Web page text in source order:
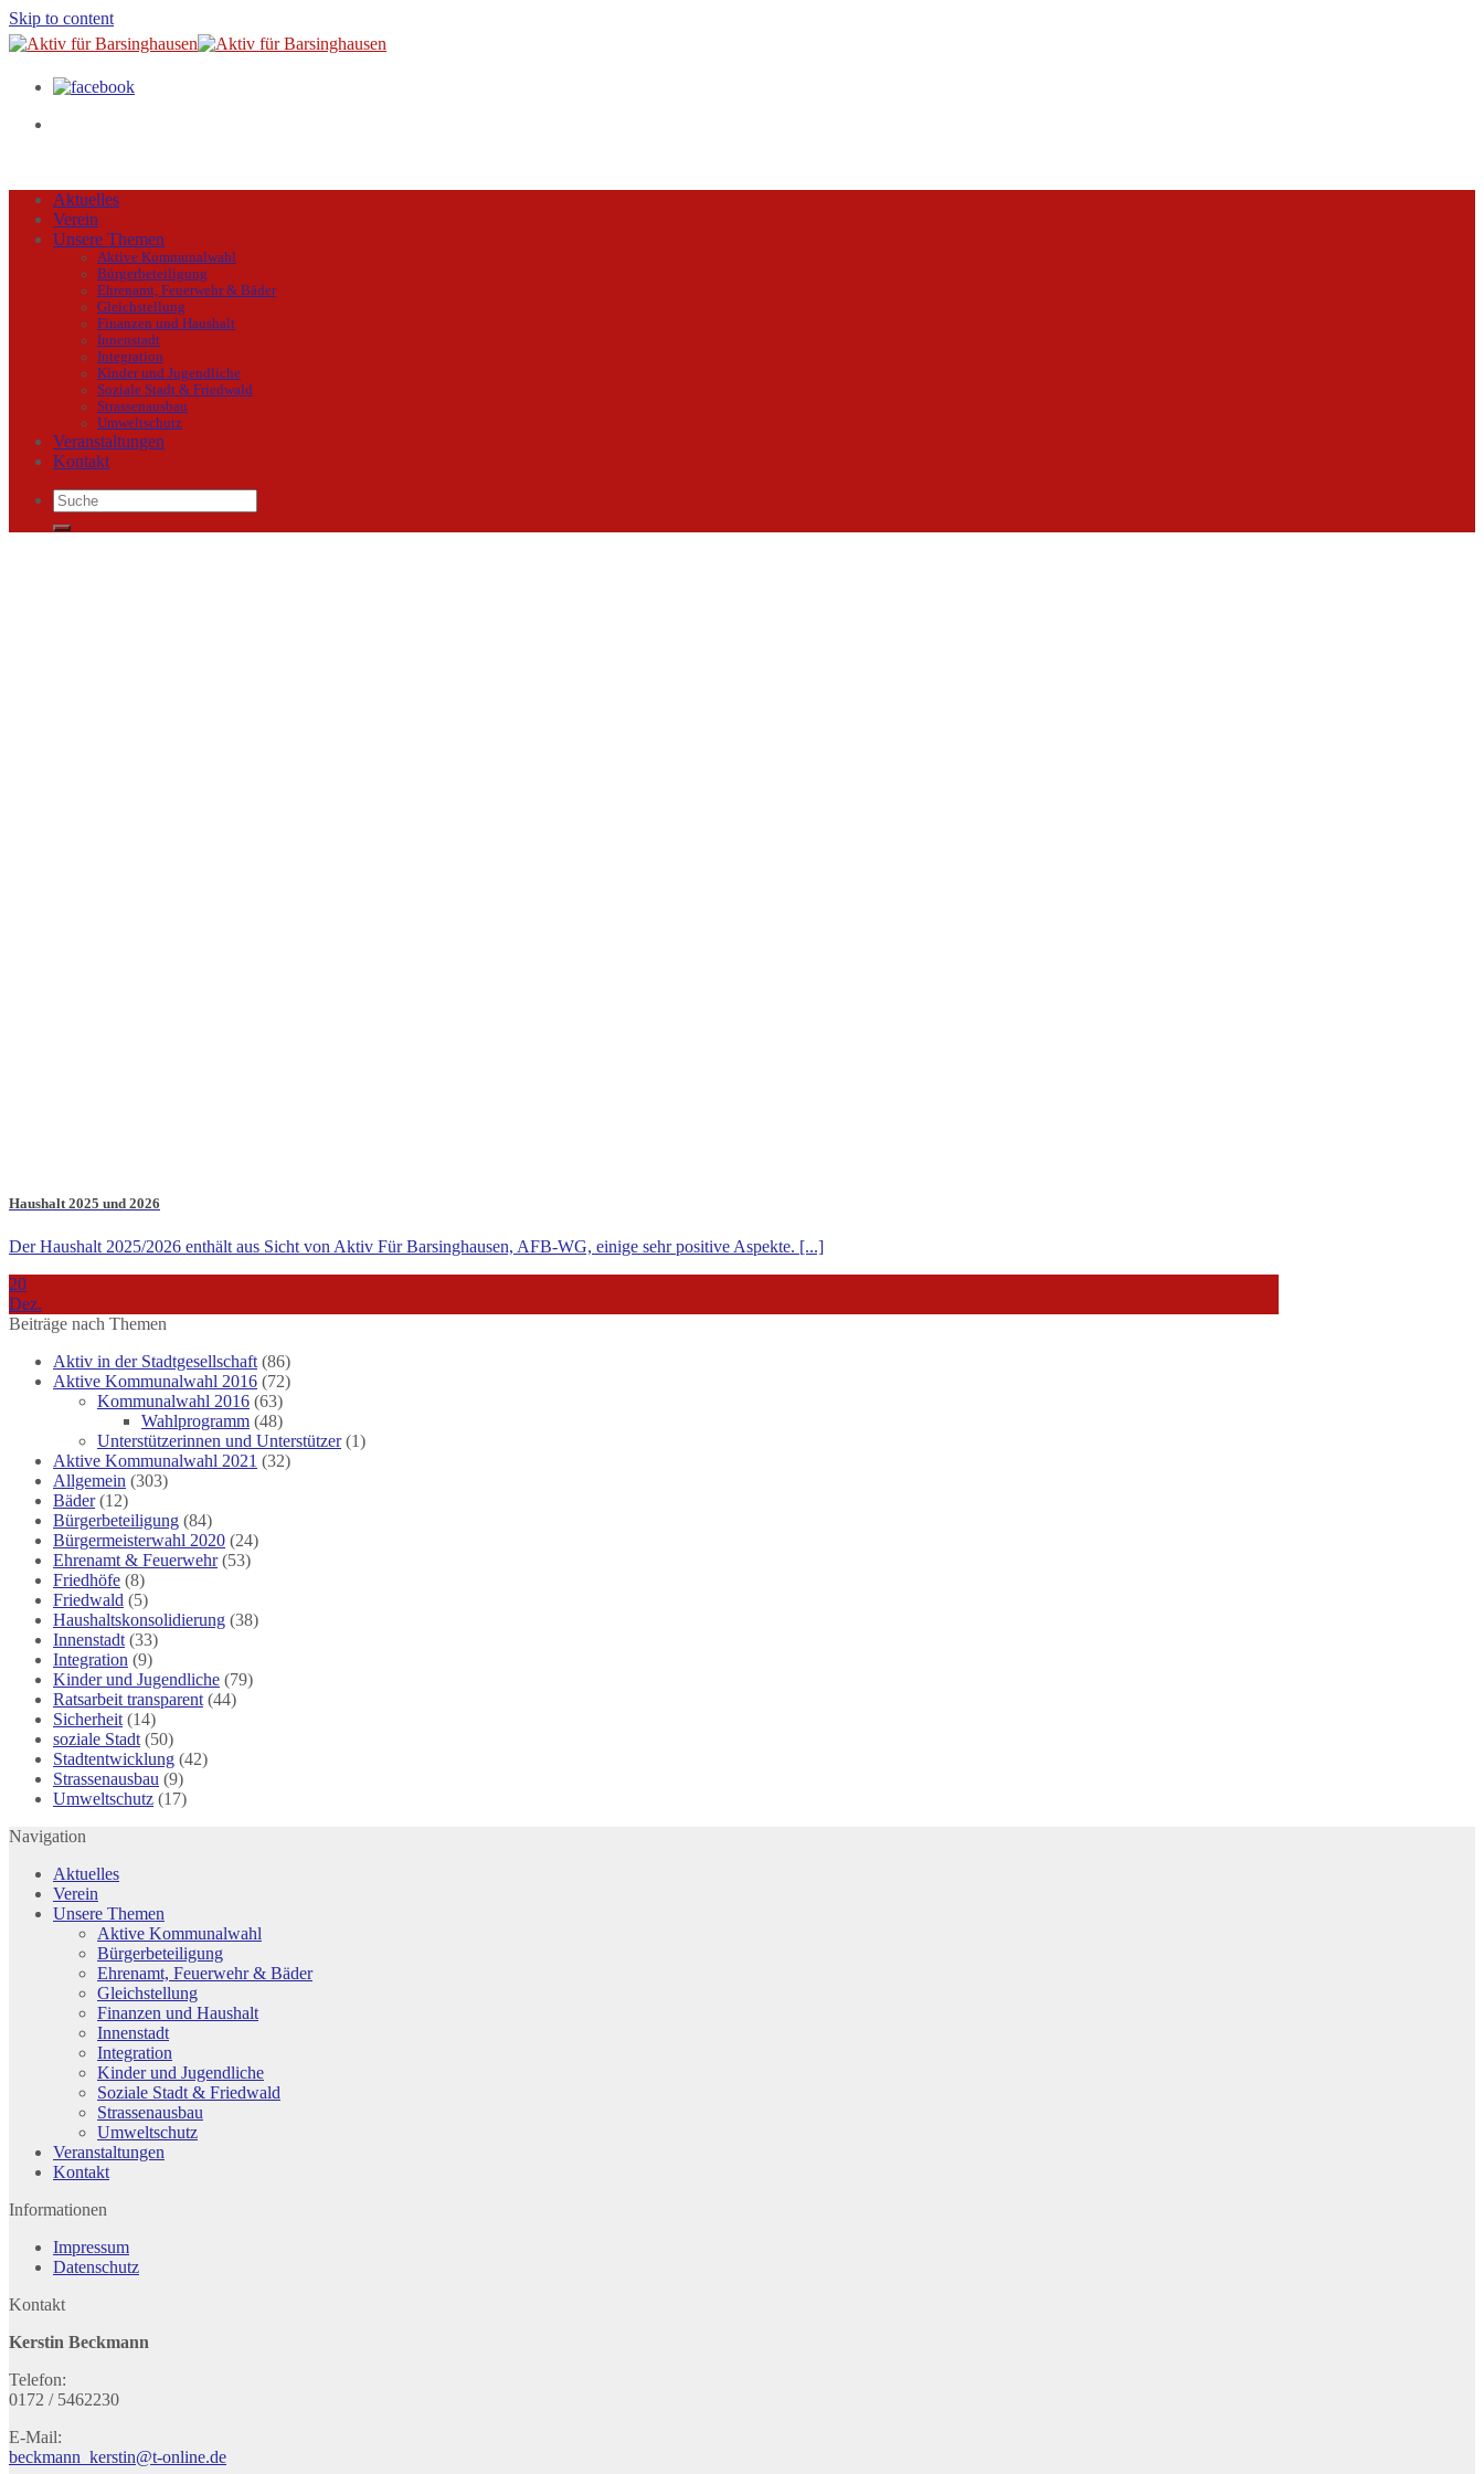
Skip to content
Aktuelles
Verein
Unsere Themen
Aktive Kommunalwahl
Bürgerbeteiligung
Ehrenamt, Feuerwehr & Bäder
Gleichstellung
Finanzen und Haushalt
Innenstadt
Integration
Kinder und Jugendliche
Soziale Stadt & Friedwald
Strassenausbau
Umweltschutz
Veranstaltungen
Kontakt
Haushalt 2025 und 2026
Der Haushalt 2025/2026 enthält aus Sicht von Aktiv Für Barsinghausen, AFB-WG, einige sehr positive Aspekte. [...]
20
Dez.
Beiträge nach Themen
Aktiv in der Stadtgesellschaft (86)
Aktive Kommunalwahl 2016 (72)
Kommunalwahl 2016 (63)
Wahlprogramm (48)
Unterstützerinnen und Unterstützer(1)
Aktive Kommunalwahl 2021 (32)
Allgemein (303)
Bäder(12)
Bürgerbeteiligung (84)
Bürgermeisterwahl 2020 (24)
Ehrenamt & Feuerwehr(53)
Friedhöfe (8)
Friedwald (5)
Haushaltskonsolidierung (38)
Innenstadt (33)
Integration (9)
Kinder und Jugendliche (79)
Ratsarbeit transparent (44)
Sicherheit (14)
soziale Stadt (50)
Stadtentwicklung (42)
Strassenausbau (9)
Umweltschutz (17)
Navigation
Aktuelles
Verein
Unsere Themen
Aktive Kommunalwahl
Bürgerbeteiligung
Ehrenamt, Feuerwehr & Bäder
Gleichstellung
Finanzen und Haushalt
Innenstadt
Integration
Kinder und Jugendliche
Soziale Stadt & Friedwald
Strassenausbau
Umweltschutz
Veranstaltungen
Kontakt
Informationen
Impressum
Datenschutz
Kontakt
Kerstin Beckmann
Telefon:
0172 / 5462230
E-Mail:
beckmann_kerstin@t-online.de